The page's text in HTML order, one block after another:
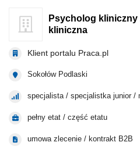
Psycholog
kliniczna
Klient portalu Praca.pl
Sokołów Podlaski
specjalista / specjalistka junior /
pełny etat / część etatu
umowa zlecenie / kontrakt B2B